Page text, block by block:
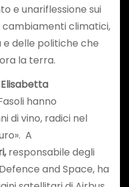
e unariflessione sui
cambiamenti climatici,
delle politiche che
la terra.
Elisabetta
hanno
di vino, radici nel
A
responsabile degli
and Space, ha